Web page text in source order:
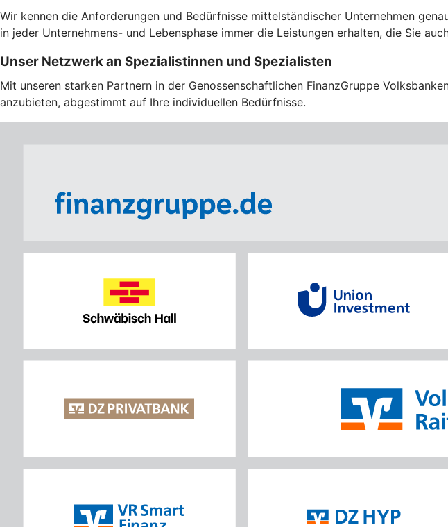
Wir kennen die Anforderungen und Bedürfnisse mittelständischer Unternehmen
in jeder Unternehmens- und Lebensphase immer die Leistungen erhalten, die Sie
Unser Netzwerk an Spezialistinnen und Spezialisten
Mit unseren starken Partnern in der Genossenschaftlichen FinanzGruppe
anzubieten, abgestimmt auf Ihre individuellen Bedürfnisse.